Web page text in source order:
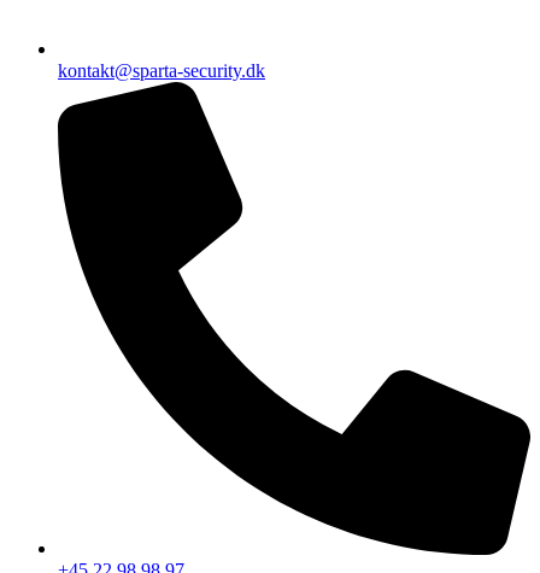
kontakt@sparta-security.dk